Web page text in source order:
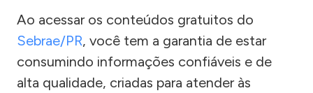
Ao acessar os conteúdos gratuitos do
Sebrae/PR, você tem a garantia de estar
consumindo informações confiáveis e de
alta qualidade, criadas para atender às